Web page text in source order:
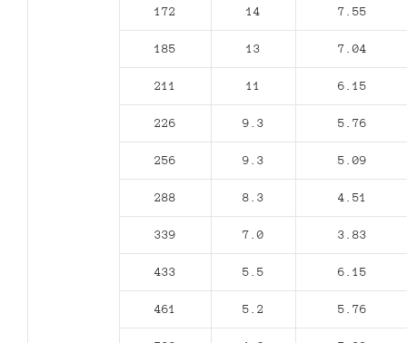
172 14 7.55
185 13 7.04
211 11 6.15
226 9.3 5.76
256 9.3 5.09
288 8.3 4.51
339 7.0 3.83
433 5.5 6.15
461 5.2 5.76